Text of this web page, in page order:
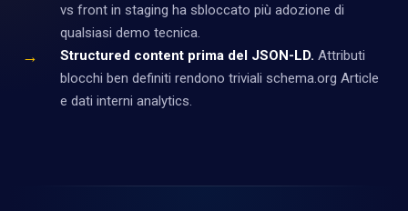
vs front in staging ha sbloccato più adozione di
qualsiasi demo tecnica.
→ Structured content prima del JSON-LD. Attributi
blocchi ben definiti rendono triviali schema.org Article
e dati interni analytics.